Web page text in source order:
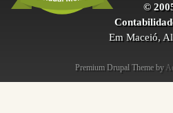
©
Em Maceió,
Premium Drupal Theme by